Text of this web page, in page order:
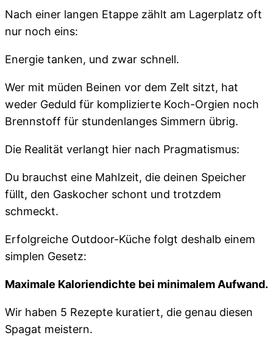
Nach einer langen Etappe zählt am Lagerplatz oft
nur noch eins:
Energie tanken, und zwar schnell.
Wer mit müden Beinen vor dem Zelt sitzt, hat
weder Geduld für komplizierte Koch-Orgien noch
Brennstoff für stundenlanges Simmern übrig.
Die Realität verlangt hier nach Pragmatismus:
Du brauchst eine Mahlzeit, die deinen Speicher
füllt, den Gaskocher schont und trotzdem
schmeckt.
Erfolgreiche Outdoor-Küche folgt deshalb einem
simplen Gesetz:
Maximale Kaloriendichte bei minimalem Aufwand.
Wir haben 5 Rezepte kuratiert, die genau diesen
Spagat meistern.